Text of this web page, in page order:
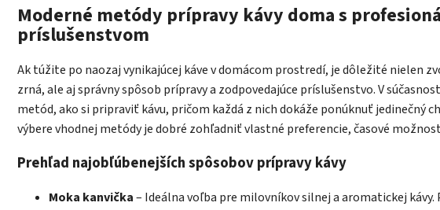
Moderné metódy prípravy kávy doma s
príslušenstvom
Ak túžite po naozaj vynikajúcej káve v domácom prostredí, je dôležité nielen
zrná, ale aj správny spôsob prípravy a zodpovedajúce príslušenstvo. V
metód, ako si pripraviť kávu, pričom každá z nich dokáže ponúknuť jedinečný
výbere vhodnej metódy je dobré zohľadniť vlastné preferencie, časové
Prehľad najobľúbenejších spôsobov prípravy kávy
Moka kanvička– Ideálna voľba pre milovníkov silnej a aromatickej kávy.